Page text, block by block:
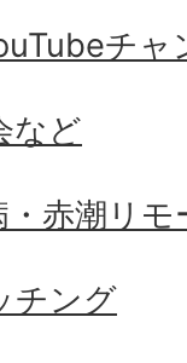
チャ
など
赤潮リモ
チング